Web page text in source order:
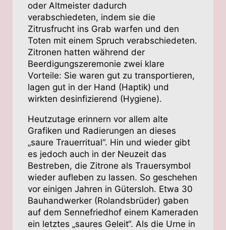
oder Altmeister dadurch
verabschiedeten, indem sie die
Zitrusfrucht ins Grab warfen und den
Toten mit einem Spruch verabschiedeten.
Zitronen hatten während der
Beerdigungszeremonie zwei klare
Vorteile: Sie waren gut zu transportieren,
lagen gut in der Hand (Haptik) und
wirkten desinfizierend (Hygiene).
Heutzutage erinnern vor allem alte
Grafiken und Radierungen an dieses
„saure Trauerritual“. Hin und wieder gibt
es jedoch auch in der Neuzeit das
Bestreben, die Zitrone als Trauersymbol
wieder aufleben zu lassen. So geschehen
vor einigen Jahren in Gütersloh. Etwa 30
Bauhandwerker (Rolandsbrüder) gaben
auf dem Sennefriedhof einem Kameraden
ein letztes „saures Geleit“. Als die Urne in